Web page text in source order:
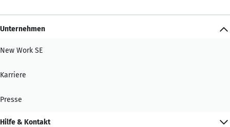
Unternehmen
New Work SE
Karriere
Presse
Hilfe & Kontakt